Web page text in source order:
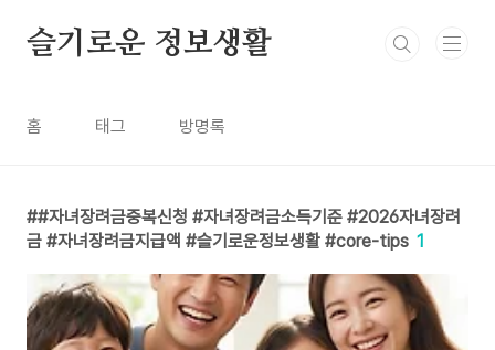
슬기로운 정보생활
홈 태그 방명록
#자녀장려금중복신청 #자녀장려금소득기준 #2026자녀장려
금 #자녀장려금지급액 #슬기로운정보생활 #core-tips 1